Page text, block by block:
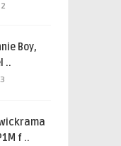
2
Boy,
..
3
f ..